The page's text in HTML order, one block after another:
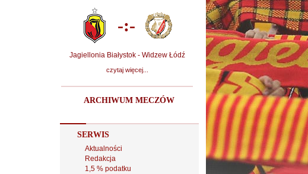
-:-
Jagiellonia Białystok - Widzew Łódź
czytaj więcej...
ARCHIWUM MECZÓW
SERWIS
Aktualności
Redakcja
1,5 % podatku